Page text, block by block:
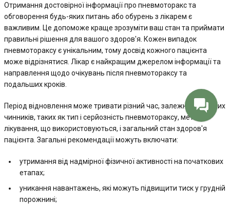
Отримання достовірної інформації про пневмоторакс та
обговорення будь-яких питань або обурень з лікарем є
важливим. Це допоможе краще зрозуміти ваш стан та приймати
правильні рішення для вашого здоров'я. Кожен випадок
пневмотораксу є унікальним, тому досвід кожного пацієнта
може відрізнятися. Лікар є найкращим джерелом інформації та
направлення щодо очікувань після пневмотораксу та
подальших кроків.
Період відновлення може тривати різний час, залежно від різних
чинників, таких як тип і серйозність пневмотораксу, методи
лікування, що використовуються, і загальний стан здоров'я
пацієнта. Загальні рекомендації можуть включати:
утримання від надмірної фізичної активності на початкових
етапах;
уникання навантажень, які можуть підвищити тиск у грудній
порожнині;